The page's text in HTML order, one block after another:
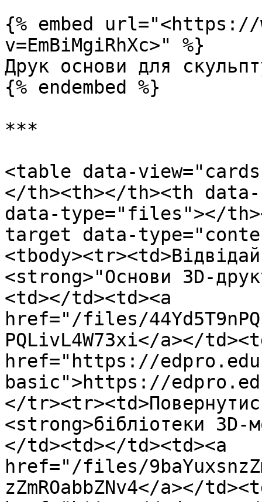
{% embed url="<https://
v=EmBiMgiRhXc>" %}
Друк основи для
{% endembed %}
***
<table data-
</th><th></th><th
data-type="files"></
target data-
<strong>"Основи 3D-
<td></td><td><a
href="/files/
PQLivL4W73xi</a></
href="https://
basic">https://
</
<strong>бібліотеки
</td><td></td><td><a
href="/files/
zZmROabbZNv4</a></